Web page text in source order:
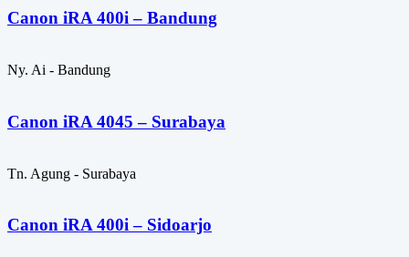
Canon iRA 400i – Bandung
Ny. Ai - Bandung
Canon iRA 4045 – Surabaya
Tn. Agung - Surabaya
Canon iRA 400i – Sidoarjo